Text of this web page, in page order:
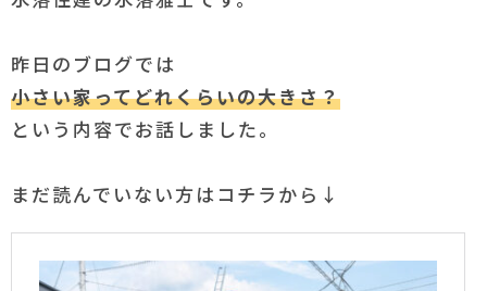
昨日のブログでは
小さい家ってどれくらいの大きさ？
という内容でお話しました。
まだ読んでいない方はコチラから↓